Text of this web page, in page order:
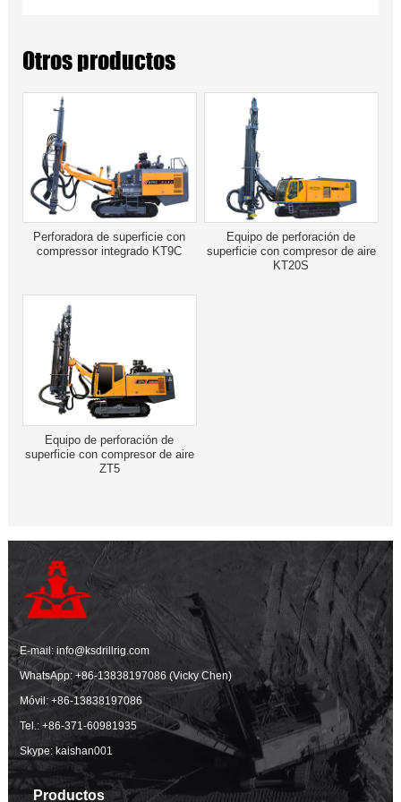
Otros productos
Perforadora de superficie con
compressor integrado KT9C
Equipo de perforación de
superficie con compresor de aire
KT20S
Equipo de perforación de
superficie con compresor de aire
ZT5
E-mail:info@ksdrillrig.com
WhatsApp:+86-13838197086 (Vicky Chen)
Móvil:+86-13838197086
Tel.:+86-371-60981935
Skype: kaishan001
Productos